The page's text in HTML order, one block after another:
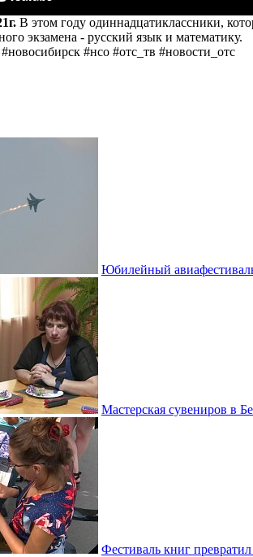
В этом году одиннадцатиклассники,
экзамена - русский язык и математику.
#нсо #отс_тв #новости_отс
Юбилейный
Мастерская сувениров в
Фестиваль книг